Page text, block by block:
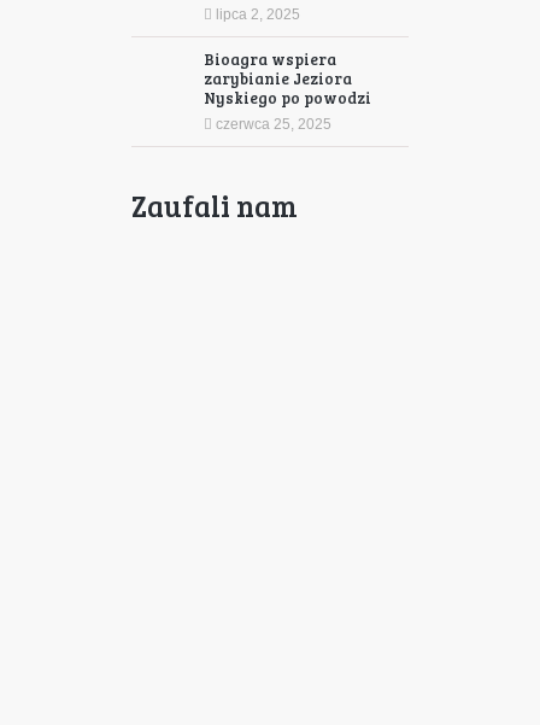
lipca 2, 2025
Bioagra wspiera
zarybianie Jeziora
Nyskiego po powodzi
czerwca 25, 2025
Zaufali nam